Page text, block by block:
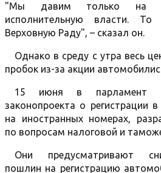
"Мы давим только на
исполнительную власти.
Верховную Раду", – сказал он.
Однако в среду с утра весь
пробок из-за акции
15 июня в парламент
законопроекта о регистрации
на иностранных номерах,
по вопросам налоговой и
Они предусматривают
пошлин на регистрацию